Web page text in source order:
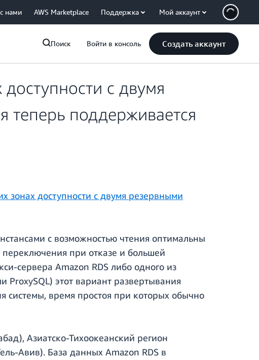
нами AWS Marketplace Поддержка Мой аккаунт
Поиск Войти в консоль Создать аккаунт
с двумя
теперь поддерживается
зонах доступности с двумя резервными
с возможностью чтения оптимальны
при отказе и большей
сервера Amazon RDS либо одного из
этот вариант развертывания
системы, время простоя при которых обычно
Азиатско-Тихоокеанский регион
Авив). База данных Amazon RDS в